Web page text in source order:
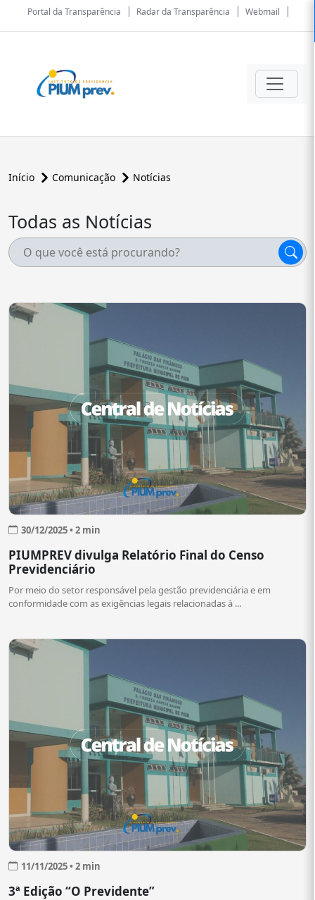
Portal da Transparência Radar da Transparência Webmail
Início Comunicação Notícias
Todas as Notícias
30/12/2025 • 2 min
PIUMPREV divulga Relatório Final do Censo
Previdenciário
Por meio do setor responsável pela gestão previdenciária e em
conformidade com as exigências legais relacionadas à ...
11/11/2025 • 2 min
3ª Edição “O Previdente”